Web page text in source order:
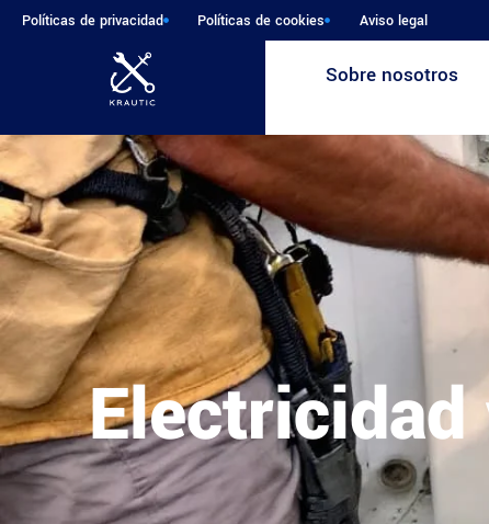
Políticas de privacidad Políticas de cookies Aviso legal
Sobre nosotros